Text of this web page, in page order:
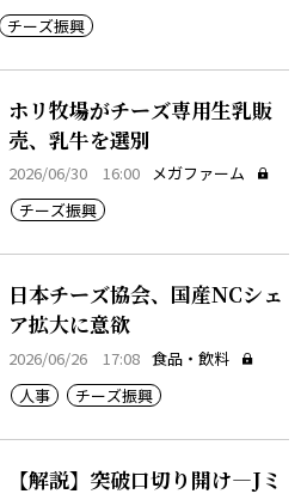
チーズ振興
ホリ牧場がチーズ専用生乳販
売、乳牛を選別
2026/06/30 16:00 メガファーム
チーズ振興
日本チーズ協会、国産NCシェ
ア拡大に意欲
2026/06/26 17:08 食品・飲料
人事
チーズ振興
【解説】突破口切り開け―Jミ